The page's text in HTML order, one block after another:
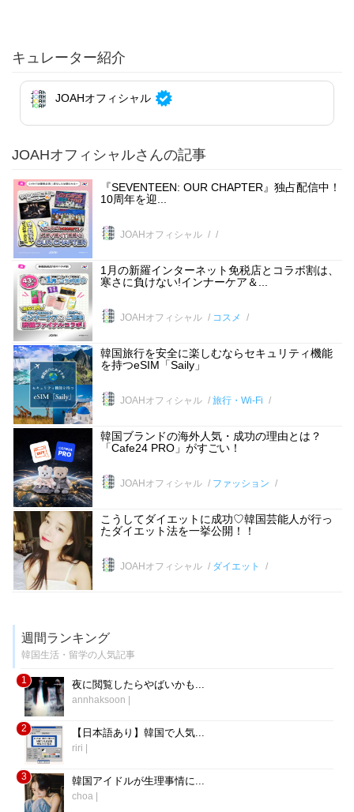
キュレーター紹介
JOAHオフィシャル
JOAHオフィシャルさんの記事
『SEVENTEEN: OUR CHAPTER』独占配信中！
10周年を迎...
JOAHオフィシャル
1月の新羅インターネット免税店とコラボ割は、
寒さに負けない!インナーケア＆...
JOAHオフィシャル コスメ
韓国旅行を安全に楽しむならセキュリティ機能
を持つeSIM「Saily」
JOAHオフィシャル 旅行・Wi-Fi
韓国ブランドの海外人気・成功の理由とは？
「Cafe24 PRO」がすごい！
JOAHオフィシャル ファッション
こうしてダイエットに成功♡韓国芸能人が行っ
たダイエット法を一挙公開！！
JOAHオフィシャル ダイエット
週間ランキング
韓国生活・留学の人気記事
1 夜に閲覧したらやばいかも...
annhaksoon
2 【日本語あり】韓国で人気...
riri
3 韓国アイドルが生理事情に...
choa